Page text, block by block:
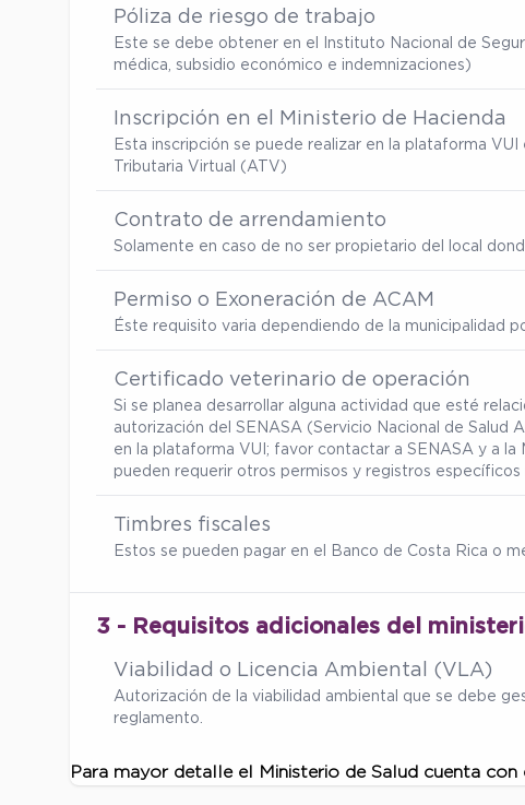
Póliza de riesgo de trabajo
Este se debe obtener en el Instituto Nacional de
médica, subsidio económico e indemnizaciones)
Inscripción en el Ministerio de Hacienda
Esta inscripción se puede realizar en la plataforma
Tributaria Virtual (ATV)
Contrato de arrendamiento
Solamente en caso de no ser propietario del local
Permiso o Exoneración de ACAM
Éste requisito varia dependiendo de la municipalidad
Certificado veterinario de operación
Si se planea desarrollar alguna actividad que esté
autorización del SENASA (Servicio Nacional de
en la plataforma VUI; favor contactar a SENASA y a
pueden requerir otros permisos y registros específicos
Timbres fiscales
Estos se pueden pagar en el Banco de Costa Rica o
3 - Requisitos adicionales del
Viabilidad o Licencia Ambiental (VLA)
Autorización de la viabilidad ambiental que se debe
reglamento.
Para mayor detalle el Ministerio de Salud cuenta